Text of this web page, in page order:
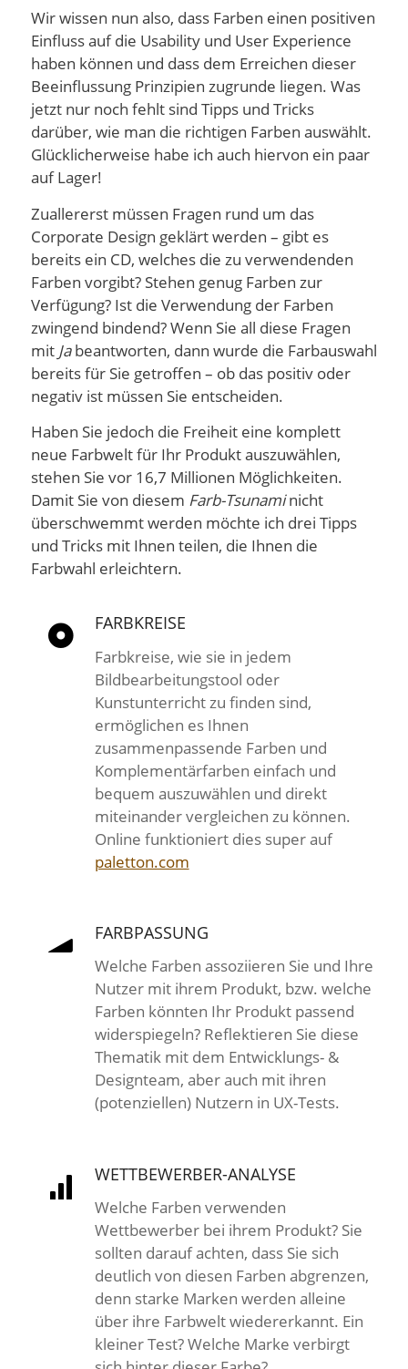
Wir wissen nun also, dass Farben einen positiven
Einfluss auf die Usability und User Experience
haben können und dass dem Erreichen dieser
Beeinflussung Prinzipien zugrunde liegen. Was
jetzt nur noch fehlt sind Tipps und Tricks
darüber, wie man die richtigen Farben auswählt.
Glücklicherweise habe ich auch hiervon ein paar
auf Lager!
Zuallererst müssen Fragen rund um das
Corporate Design geklärt werden – gibt es
bereits ein CD, welches die zu verwendenden
Farben vorgibt? Stehen genug Farben zur
Verfügung? Ist die Verwendung der Farben
zwingend bindend? Wenn Sie all diese Fragen
mit Jabeantworten, dann wurde die Farbauswahl
bereits für Sie getroffen – ob das positiv oder
negativ ist müssen Sie entscheiden.
Haben Sie jedoch die Freiheit eine komplett
neue Farbwelt für Ihr Produkt auszuwählen,
stehen Sie vor 16,7 Millionen Möglichkeiten.
Damit Sie von diesem Farb-Tsunaminicht
überschwemmt werden möchte ich drei Tipps
und Tricks mit Ihnen teilen, die Ihnen die
Farbwahl erleichtern.
FARBKREISE
Farbkreise, wie sie in jedem
Bildbearbeitungstool oder
Kunstunterricht zu finden sind,
ermöglichen es Ihnen
zusammenpassende Farben und
Komplementärfarben einfach und
bequem auszuwählen und direkt
miteinander vergleichen zu können.
Online funktioniert dies super auf
paletton.com
FARBPASSUNG
Welche Farben assoziieren Sie und Ihre
Nutzer mit ihrem Produkt, bzw. welche
Farben könnten Ihr Produkt passend
widerspiegeln? Reflektieren Sie diese
Thematik mit dem Entwicklungs- &
Designteam, aber auch mit ihren
(potenziellen) Nutzern in UX-Tests.
WETTBEWERBER-ANALYSE
Welche Farben verwenden
Wettbewerber bei ihrem Produkt? Sie
sollten darauf achten, dass Sie sich
deutlich von diesen Farben abgrenzen,
denn starke Marken werden alleine
über ihre Farbwelt wiedererkannt. Ein
kleiner Test? Welche Marke verbirgt